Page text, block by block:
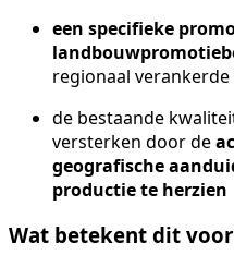
een specifieke
regionaal
de bestaande
versterken door de
geografische
productie te herzien
Wat betekent dit